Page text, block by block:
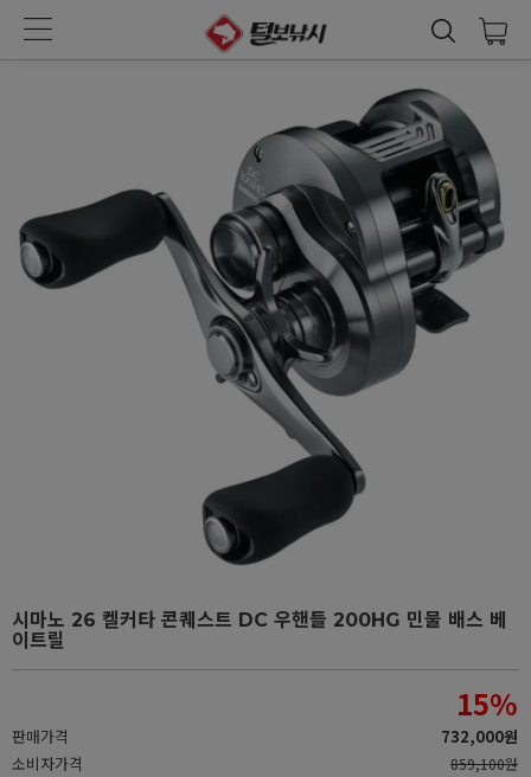
시마노 26 켈커타 콘퀘스트 DC 우핸들 200HG 민물 배스 베
이트릴
판매가격
15%
732,000원
소비자가격
859,100원